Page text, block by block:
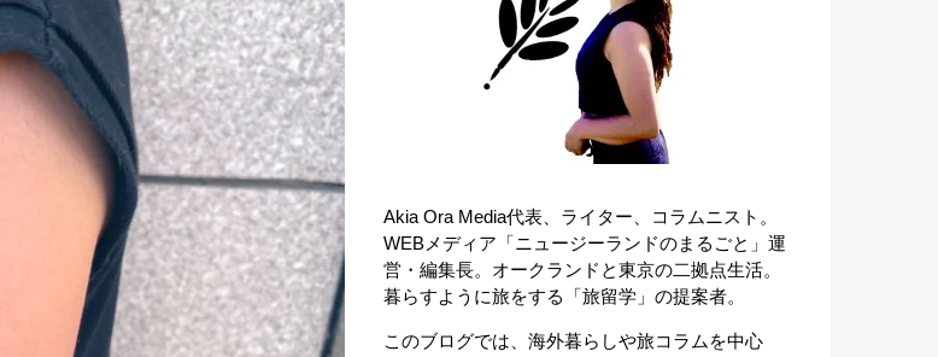
Akia Ora Media代表、ライター、コラムニスト。
WEBメディア「ニュージーランドのまるごと」運
営・編集長。オークランドと東京の二拠点生活。
暮らすように旅をする「旅留学」の提案者。
このブログでは、海外暮らしや旅コラムを中心